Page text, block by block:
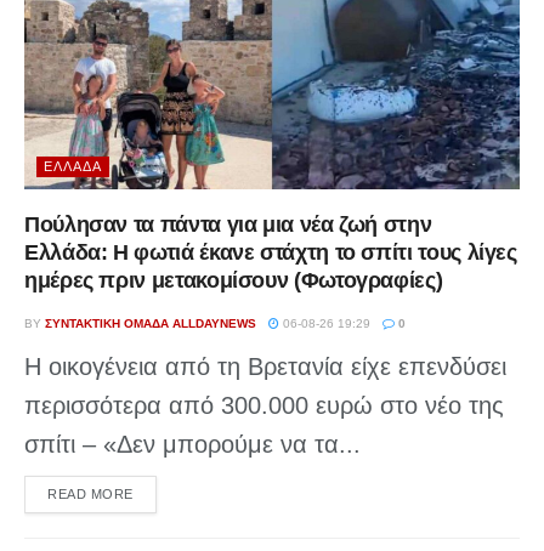
ΕΛΛΆΔΑ
Πούλησαν τα πάντα για μια νέα ζωή στην
Ελλάδα: Η φωτιά έκανε στάχτη το σπίτι τους λίγες
ημέρες πριν μετακομίσουν (Φωτογραφίες)
BY ΣΥΝΤΑΚΤΙΚΉ ΟΜΆΔΑ ALLDAYNEWS 06-08-26 19:29 0
Η οικογένεια από τη Βρετανία είχε επενδύσει
περισσότερα από 300.000 ευρώ στο νέο της
σπίτι – «Δεν μπορούμε να τα...
READ MOREDETAILS